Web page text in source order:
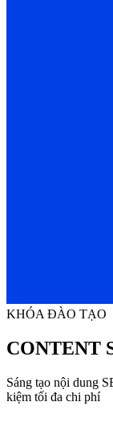
KHÓA ĐÀO TẠO
CONTENT
Sáng tạo nội dung
kiệm tối đa chi phí